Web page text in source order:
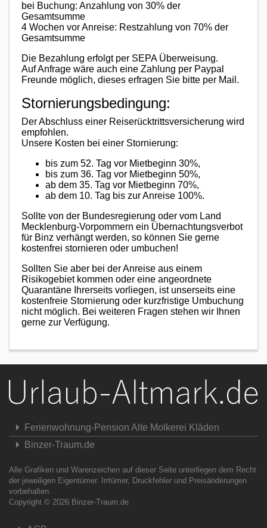
bei Buchung: Anzahlung von 30% der
Gesamtsumme
4 Wochen vor Anreise: Restzahlung von 70% der
Gesamtsumme
Die Bezahlung erfolgt per SEPA Überweisung.
Auf Anfrage wäre auch eine Zahlung per Paypal
Freunde möglich, dieses erfragen Sie bitte per Mail.
Stornierungsbedingung:
Der Abschluss einer Reiserücktrittsversicherung wird
empfohlen.
Unsere Kosten bei einer Stornierung:
bis zum 52. Tag vor Mietbeginn 30%,
bis zum 36. Tag vor Mietbeginn 50%,
ab dem 35. Tag vor Mietbeginn 70%,
ab dem 10. Tag bis zur Anreise 100%.
Sollte von der Bundesregierung oder vom Land
Mecklenburg-Vorpommern ein Übernachtungsverbot
für Binz verhängt werden, so können Sie gerne
kostenfrei stornieren oder umbuchen!
Sollten Sie aber bei der Anreise aus einem
Risikogebiet kommen oder eine angeordnete
Quarantäne Ihrerseits vorliegen, ist unserseits eine
kostenfreie Stornierung oder kurzfristige Umbuchung
nicht möglich. Bei weiteren Fragen stehen wir Ihnen
gerne zur Verfügung.
Ferienwohnung-Pension Alte Molkerei Kläden
Binzer-Traum.de
Alle Grafiken und Warenzeichen auf dieser Seite unterliegen dem Recht
der jeweiligen Eigentümer. Irrtümer, Druckfehler und Preisänderungen
vorbehalten.
Copyright © 2026 Binzer-Traum.de